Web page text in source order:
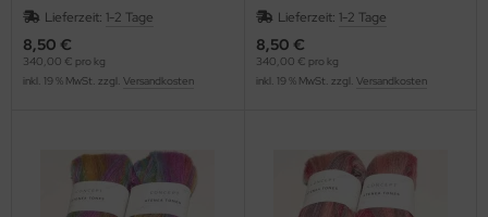
Lieferzeit: 1-2 Tage
8,50 €
340,00 € pro kg
inkl. 19 % MwSt. zzgl. Versandkosten
Lieferzeit: 1-2 Tage
8,50 €
340,00 € pro kg
inkl. 19 % MwSt. zzgl. Versandkosten